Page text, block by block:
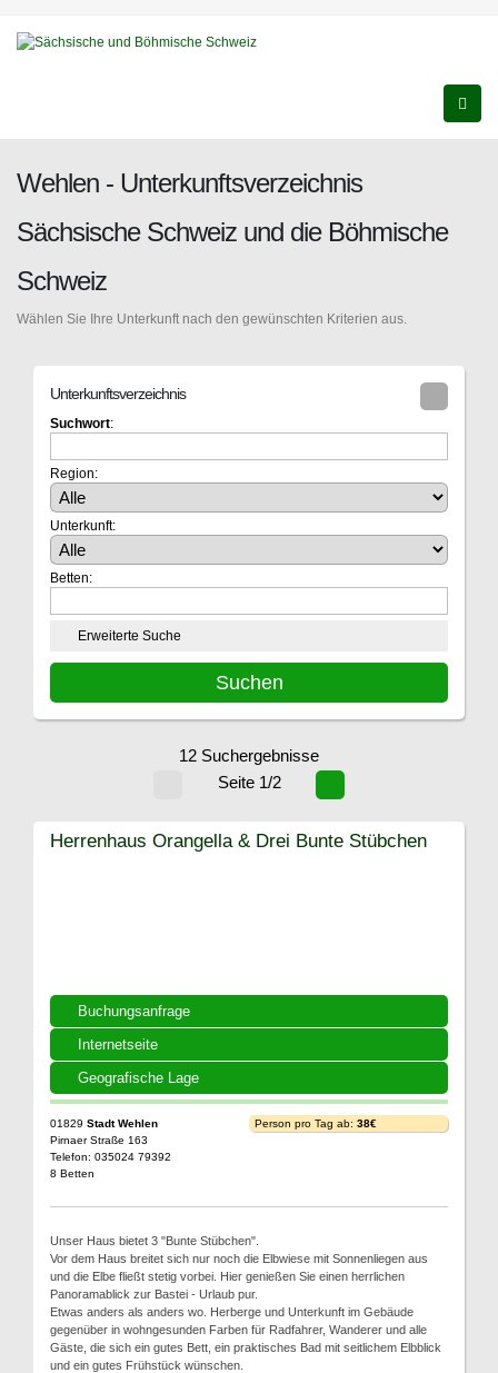
Wehlen - Unterkunftsverzeichnis
Sächsische Schweiz und die Böhmische
Schweiz
Wählen Sie Ihre Unterkunft nach den gewünschten Kriterien aus.
Unterkunftsverzeichnis
Suchwort:
Region:
Unterkunft:
Betten:
Erweiterte Suche
12 Suchergebnisse
Seite 1/2
Buchungsanfrage
Internetseite
Geografische Lage
Herrenhaus Orangella & Drei Bunte Stübchen
01829 Stadt Wehlen
Pirnaer Straße 163
Telefon: 035024 79392
8 Betten
Person pro Tag ab: 38€
Unser Haus bietet 3 "Bunte Stübchen".
Vor dem Haus breitet sich nur noch die Elbwiese mit Sonnenliegen aus
und die Elbe fließt stetig vorbei. Hier genießen Sie einen herrlichen
Panoramablick zur Bastei - Urlaub pur.
Etwas anders als anders wo. Herberge und Unterkunft im Gebäude
gegenüber in wohngesunden Farben für Radfahrer, Wanderer und alle
Gäste, die sich ein gutes Bett, ein praktisches Bad mit seitlichem Elbblick
und ein gutes Frühstück wünschen.